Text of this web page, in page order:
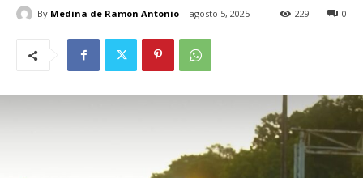
By Medina de Ramon Antonio agosto 5, 2025 0
229